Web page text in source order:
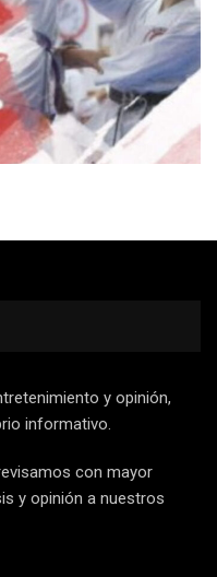
y opinión,
informativo.
con mayor
y opinión a nuestros